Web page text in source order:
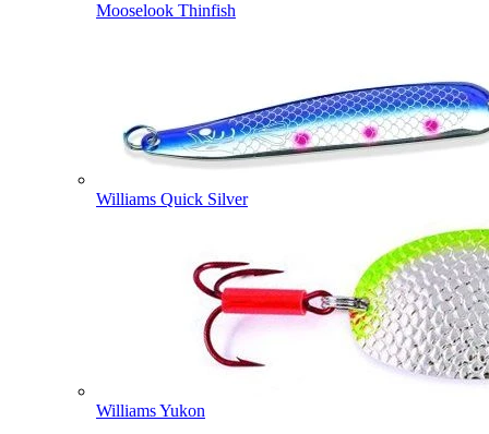
Mooselook Thinfish
Williams Quick Silver
Williams Yukon